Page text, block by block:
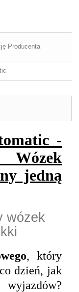
Producenta
-
Wózek
jedną
, który
dzień, jak